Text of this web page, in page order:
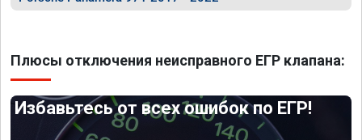
Плюсы отключения неисправного ЕГР клапана:
Избавьтесь от всех ошибок по ЕГР!